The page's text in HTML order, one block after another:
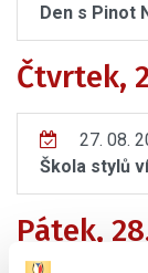
Den s Pinot
Čtvrtek,
27. 08.
Škola stylů
Pátek,